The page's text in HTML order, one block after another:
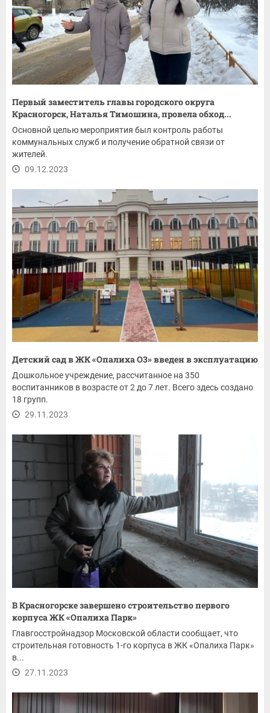
Первый заместитель главы городского округа
Красногорск, Наталья Тимошина, провела обход...
Основной целью мероприятия был контроль работы
коммунальных служб и получение обратной связи от
жителей.
09.12.2023
Детский сад в ЖК «Опалиха О3» введен в эксплуатацию
Дошкольное учреждение, рассчитанное на 350
воспитанников в возрасте от 2 до 7 лет. Всего здесь создано
18 групп.
29.11.2023
В Красногорске завершено строительство первого
корпуса ЖК «Опалиха Парк»
Главгосстройнадзор Московской области сообщает, что
строительная готовность 1-го корпуса в ЖК «Опалиха Парк»
в...
27.11.2023